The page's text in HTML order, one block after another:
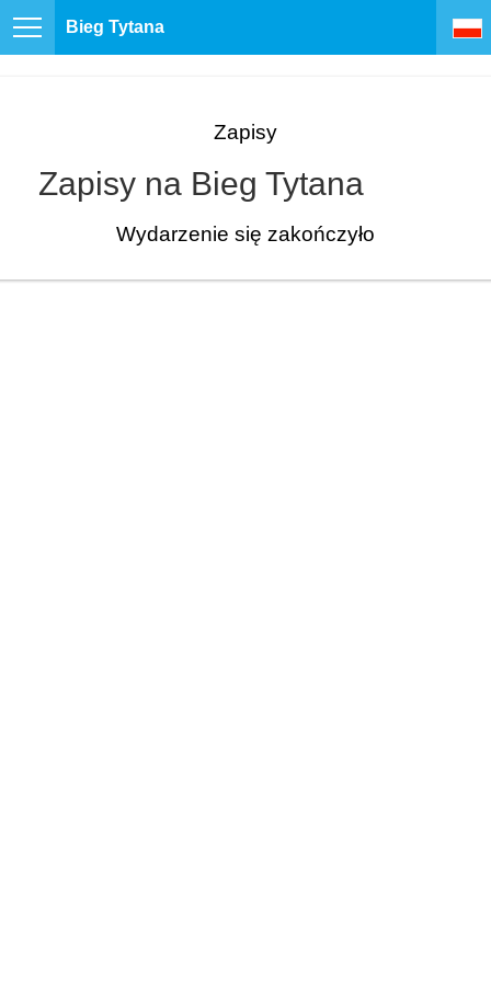
Bieg Tytana
Zapisy
Zapisy na Bieg Tytana
Wydarzenie się zakończyło